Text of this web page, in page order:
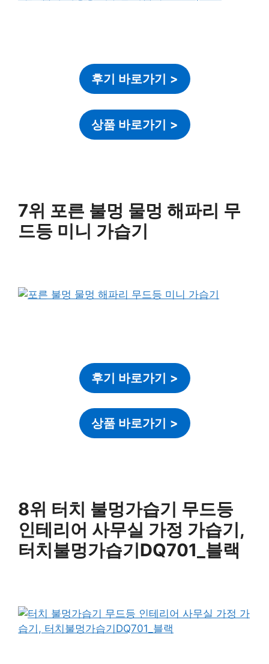
후기 바로가기 >
상품 바로가기 >
7위 포른 불멍 물멍 해파리 무
드등 미니 가습기
후기 바로가기 >
상품 바로가기 >
8위 터치 불멍가습기 무드등
인테리어 사무실 가정 가습기,
터치불멍가습기DQ701_블랙